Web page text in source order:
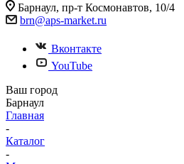
Барнаул, пр-т Космонавтов, 10/4
brn@aps-market.ru
Вконтакте
YouTube
Ваш город
Барнаул
Главная
-
Каталог
-